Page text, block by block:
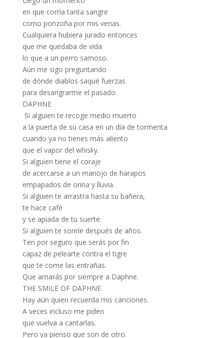
en que corría tanta sangre
como ponzoña por mis venas.
Cualquiera hubiera jurado entonces
que me quedaba de vida
lo que a un perro sarnoso.
Aún me sigo preguntando
de dónde diablos saqué fuerzas
para desangrarme el pasado.
DAPHNE
Si alguien te recoge medio muerto
a la puerta de su casa en un día de tormenta
cuando ya no tienes más aliento
que el vapor del whisky.
Si alguien tiene el coraje
de acercarse a un manojo de harapos
empapados de orina y lluvia.
Si alguien te arrastra hasta su bañera,
te hace café
y se apiada de tu suerte.
Si alguien te sonríe después de años.
Ten por seguro que serás por fin
capaz de pelearte contra el tigre
que te come las entrañas.
Que amarás por siempre a Daphne.
THE SMILE OF DAPHNE
Hay aún quien recuerda mis canciones.
A veces incluso me piden
que vuelva a cantarlas.
Pero ya pienso que son de otro.